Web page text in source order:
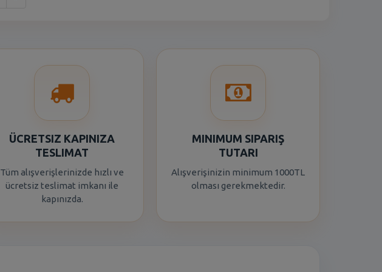
ÜCRETSIZ KAPINIZA
TESLIMAT
Tüm alışverişlerinizde hızlı ve
ücretsiz teslimat imkanı ile
kapınızda.
MINIMUM SIPARIŞ
TUTARI
Alışverişinizin minimum 1000TL
olması gerekmektedir.